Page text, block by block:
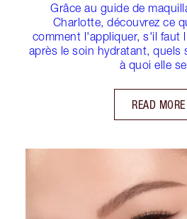
Grâce au guide de
Charlotte, découvrez ce
comment l'appliquer, s'il faut
après le soin hydratant, quels
à quoi elle
READ MORE